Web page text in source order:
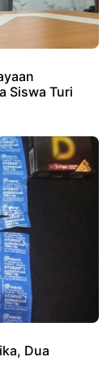
Siswa Turi
Dua